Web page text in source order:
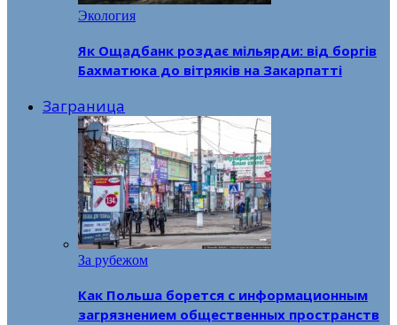
Экология
Як Ощадбанк роздає мільярди: від боргів
Бахматюка до вітряків на Закарпатті
Заграница
За рубежом
Как Польша борется с информационным
загрязнением общественных пространств